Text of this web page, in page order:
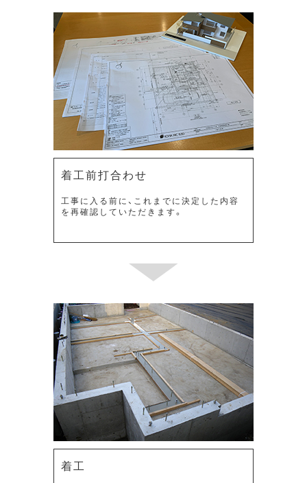
着工前打合わせ
工事に入る前に、これまでに決定した内容
を再確認していただきます。
着工